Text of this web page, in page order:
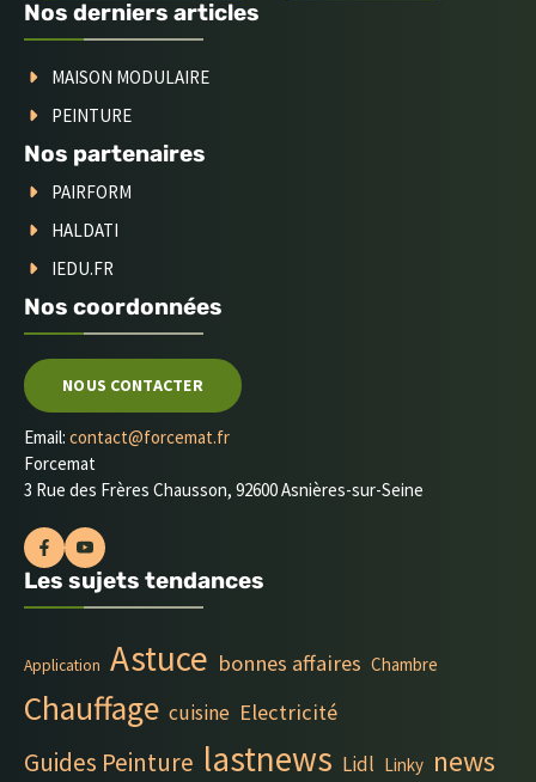
Nos derniers articles
MAISON MODULAIRE
PEINTURE
Nos partenaires
PAIRFORM
HALDATI
IEDU.FR
Nos coordonnées
NOUS CONTACTER
Email: contact@forcemat.fr
Forcemat
3 Rue des Frères Chausson, 92600 Asnières-sur-Seine
Les sujets tendances
Application Astuce bonnes affaires Chambre
Chauffage cuisine Electricité
Guides Peinture lastnews Lidl Linky news